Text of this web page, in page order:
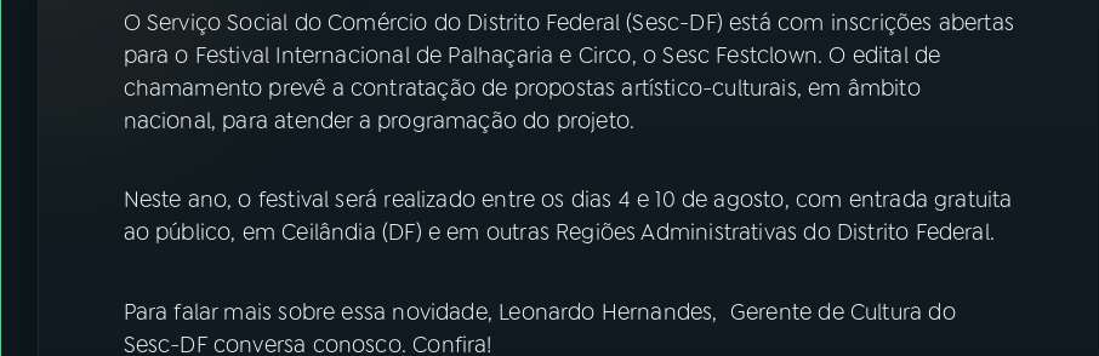
YouTube Facebook
Instagram X
O Serviço Social do Comércio do Distrito Federal (Sesc-DF) está com inscrições abertas
para o Festival Internacional de Palhaçaria e Circo, o Sesc Festclown. O edital de
chamamento prevê a contratação de propostas artístico-culturais, em âmbito
nacional, para atender a programação do projeto.
Neste ano, o festival será realizado entre os dias 4 e 10 de agosto, com entrada gratuita
ao público, em Ceilândia (DF) e em outras Regiões Administrativas do Distrito Federal.
Para falar mais sobre essa novidade, Leonardo Hernandes, Gerente de Cultura do
Sesc-DF conversa conosco. Confira!